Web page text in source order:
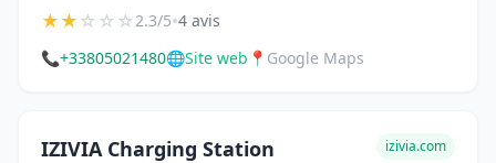
★★☆☆☆2.3/5•4 avis
📞+33805021480🌐Site web 📍 Google Maps
IZIVIA Charging Station izivia.com